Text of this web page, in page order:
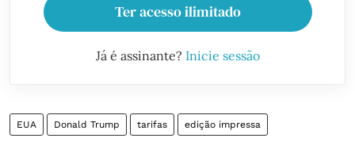
Ter acesso ilimitado
Já é assinante? Inicie sessão
EUA Donald Trump tarifas edição impressa